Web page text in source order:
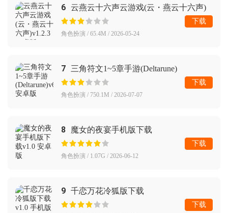
6 云燕云十六声云游戏(云・燕云十六声)
角色扮演 / 65.4M / 2026-05-24
下载
7 三角符文1~5章手游(Deltarune)
角色扮演 / 750.1M / 2026-07-07
下载
8 魔女的夜宴手机版下载
角色扮演 / 1.07G / 2026-06-12
下载
9 千恋万花冷狐版下载
下载